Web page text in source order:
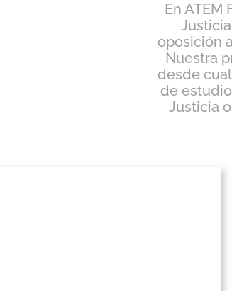
En
oposición
Nuestra
desde
de
Justicia